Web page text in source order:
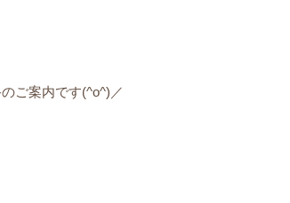
ご案内です(^o^)／